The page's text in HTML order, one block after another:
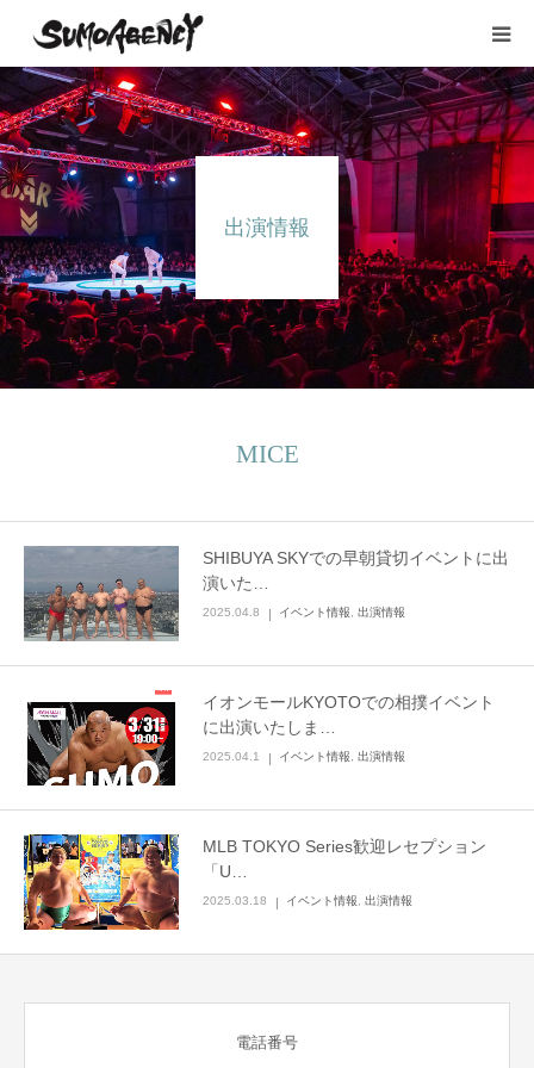
出演情報
MICE
SHIBUYA SKYでの早朝貸切イベントに出
演いた…
2025.04.8 イベント情報 出演情報
イオンモールKYOTOでの相撲イベント
に出演いたしま…
2025.04.1 イベント情報 出演情報
MLB TOKYO Series歓迎レセプション
「U…
2025.03.18 イベント情報 出演情報
電話番号
HOME
所属タレント
出演情報
YouTube
会社概要
English